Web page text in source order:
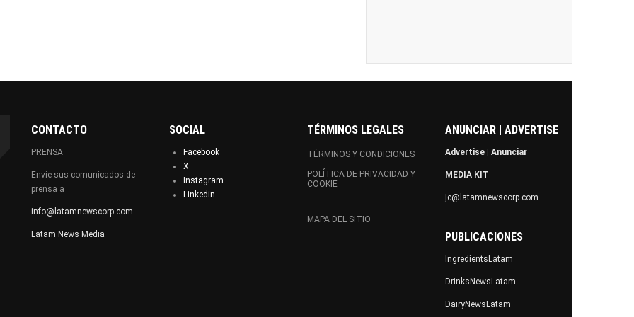
CONTACTO
PRENSA
Envíe sus comunicados de
prensa a
info@latamnewscorp.com
Latam News Media
SOCIAL
Facebook
X
Instagram
Linkedin
TÉRMINOS LEGALES
TÉRMINOS Y CONDICIONES
POLÍTICA DE PRIVACIDAD Y
COOKIE
MAPA DEL SITIO
ANUNCIAR | ADVERTISE
Advertise Anunciar
MEDIA KIT
jc@latamnewscorp.com
PUBLICACIONES
IngredientsLatam
DrinksNewsLatam
DairyNewsLatam